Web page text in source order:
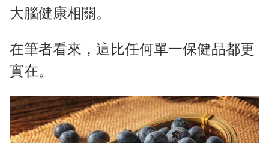
大腦健康相關。
在筆者看來，這比任何單一保健品都更
實在。